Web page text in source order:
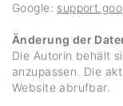
Google:
Änderung der
Die Autorin behält
anzu­passen. Die
Website abrufbar.